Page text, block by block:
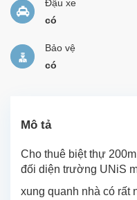
Đậu xe
có
Bảo vệ
có
Mô tả
Cho thuê biệt thự
đối diện trường UNiS
xung quanh nhà có rất